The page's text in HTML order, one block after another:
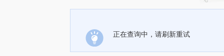
正在查询中，请刷新重试